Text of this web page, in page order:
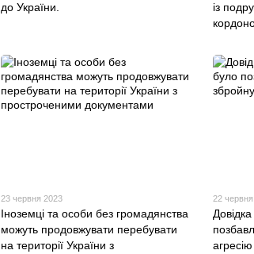
до України.
із
23 червня 2023
Іноземці та особи без громадянства
можуть продовжувати перебувати
на території України з
22
агресію